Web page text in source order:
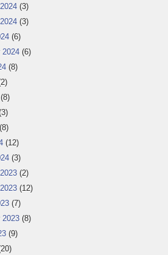
(3)
(3)
(6)
2024 (6)
(8)
(8)
(8)
(12)
(3)
(2)
(12)
(7)
2023 (8)
(9)